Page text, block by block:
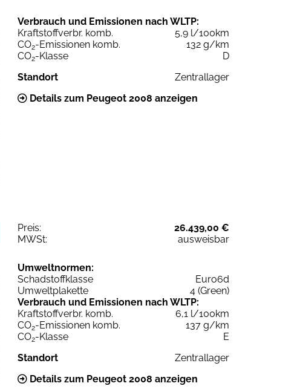
Verbrauch und Emissionen nach WLTP:
Kraftstoffverbr. komb.
5,9 l/100km
CO2-Emissionen komb.
132 g/km
CO2-Klasse
D
Standort
Zentrallager
Details zum Peugeot 2008 anzeigen
Preis:
26.439,00 €
MWSt:
ausweisbar
Umweltnormen:
Schadstoffklasse
Euro6d
Umweltplakette
4 (Green)
Verbrauch und Emissionen nach WLTP:
Kraftstoffverbr. komb.
6,1 l/100km
CO2-Emissionen komb.
137 g/km
CO2-Klasse
E
Standort
Zentrallager
Details zum Peugeot 2008 anzeigen